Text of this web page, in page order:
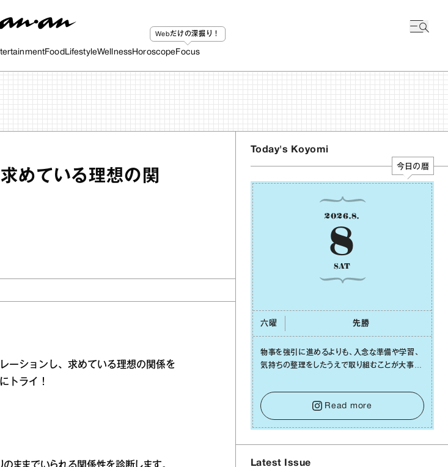
Food LifestyleWellnessHoroscope
Webだけの深掘り！
Focus
求めている理想の関
ーションし、求めている理想の関係を
トライ！
Today's Koyomi
今日の暦
2026.8.
8
SAT
六曜 先勝
物事を強引に進めるよりも、⼊念な準備や学習、
気持ちの整理をしたうえで取り組むことが⼤事な
も焦らないで。意思を伝える⼯夫をしたり、あなた
⾃⾝や疲れていそうな⼈をいたわることに時間を
使いましょう。ここでしっかりとエネルギーを蓄
え、困難を乗り越える⼒に変えましょう。
Read more
Latest Issue